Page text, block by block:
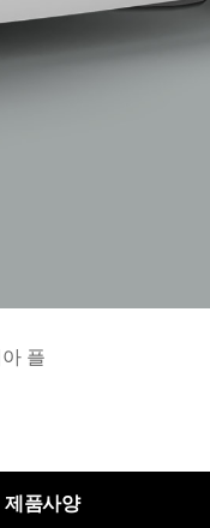
제품사양